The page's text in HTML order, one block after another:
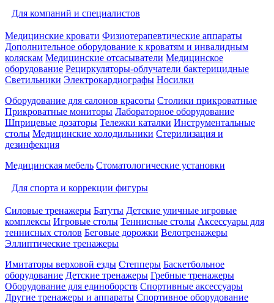
Для компаний и специалистов
Медицинские кровати Физиотерапевтические аппараты
Дополнительное оборудование к кроватям и инвалидным
коляскам Медицинские отсасыватели Медицинское
оборудование Рециркуляторы-облучатели бактерицидные
Светильники Электрокардиографы Носилки
Оборудование для салонов красоты Столики прикроватные
Прикроватные мониторы Лабораторное оборудование
Шприцевые дозаторы Тележки каталки Инструментальные
столы Медицинские холодильники Стерилизация и
дезинфекция
Медицинская мебель Стоматологические установки
Для спорта и коррекции фигуры
Силовые тренажеры Батуты Детские уличные игровые
комплексы Игровые столы Теннисные столы Аксессуары для
теннисных столов Беговые дорожки Велотренажеры
Эллиптические тренажеры
Имитаторы верховой езды Степперы Баскетбольное
оборудование Детские тренажеры Гребные тренажеры
Оборудование для единоборств Спортивные аксессуары
Другие тренажеры и аппараты Спортивное оборудование